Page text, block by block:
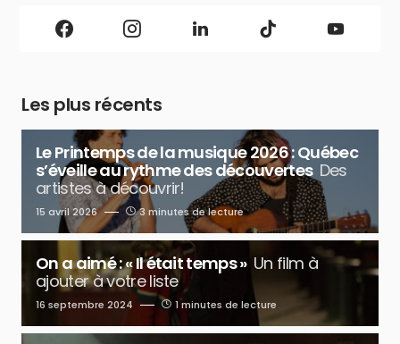
Les plus récents
Le Printemps de la musique 2026 : Québec
s’éveille au rythme des découvertes Des
artistes à découvrir!
15 avril 2026 3 minutes de lecture
On a aimé : « Il était temps » Un film à
ajouter à votre liste
16 septembre 2024 1 minutes de lecture